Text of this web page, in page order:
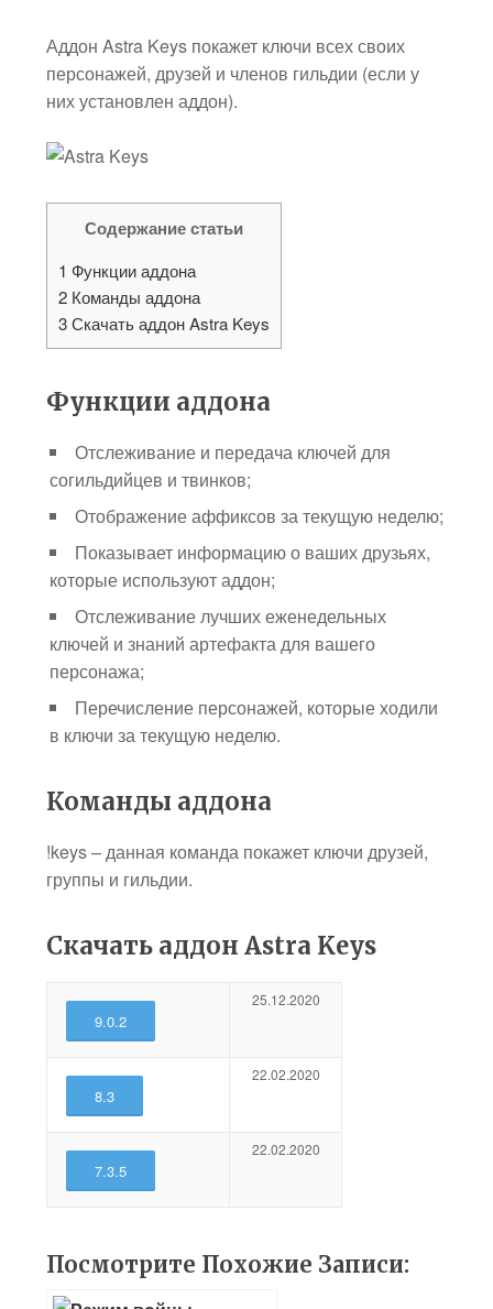
Аддон Astra Keys покажет ключи всех своих
персонажей, друзей и членов гильдии (если у
них установлен аддон).
Содержание статьи
1 Функции аддона
2 Команды аддона
3Скачать аддон Astra Keys
Функции аддона
Отслеживание и передача ключей для
согильдийцев и твинков;
Отображение аффиксов за текущую неделю;
Показывает информацию о ваших друзьях,
которые используют аддон;
Отслеживание лучших еженедельных
ключей и знаний артефакта для вашего
персонажа;
Перечисление персонажей, которые ходили
в ключи за текущую неделю.
Команды аддона
!keys – данная команда покажет ключи друзей,
группы и гильдии.
Скачать аддон Astra Keys
9.0.2
25.12.2020
8.3
22.02.2020
7.3.5
22.02.2020
Посмотрите Похожие Записи: